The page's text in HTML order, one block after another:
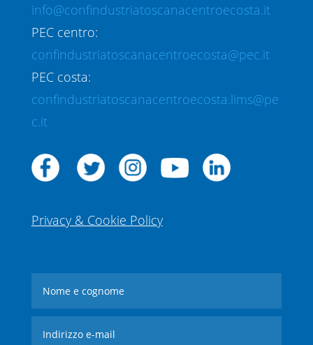
info@confindustriatoscanacentroecosta.it
PEC centro:
confindustriatoscanacentroecosta@pec.it
PEC costa:
confindustriatoscanacentroecosta.lims@pe
c.it
Privacy & Cookie Policy